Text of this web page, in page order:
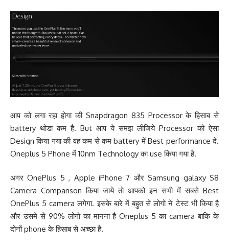
आप को लगा रहा होगा की Snapdragon 835 Processor के हिसाब से
battery थोडा कम है. But आप ये समझ लीजिये Processor को ऐसा
Design किया गया की वह कम से कम battery में Best performance दे.
Oneplus 5 Phone में 10nm Technology का use किया गया है.
अगर OnePlus 5 , Apple iPhone 7 और Samsung galaxy S8
Camera Comparison किया जाये तो आपको इन सभी में सबसे Best
OnePlus 5 camera लगेगा. इसके बारे में बहुत से लोगो ने टेस्ट भी किया है
और उसमे से 90% लोगो का मानना है Oneplus 5 का camera बाकि के
दोनों phone के हिसाब से अच्छा है.